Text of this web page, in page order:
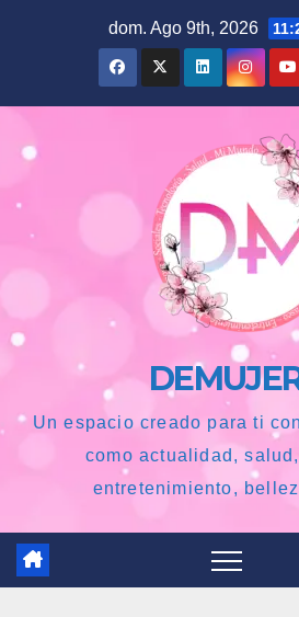
dom. Ago 9th, 2026
Un espacio creado para ti
como actualidad,
entretenimiento,